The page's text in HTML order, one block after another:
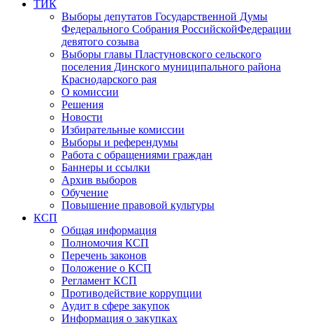
ТИК
Выборы депутатов Государственной Думы
Федерального Собрания РоссийскойФедерации
девятого созыва
Выборы главы Пластуновского сельского
поселения Динского муниципального района
Краснодарского рая
О комиссии
Решения
Новости
Избирательные комиссии
Выборы и референдумы
Работа с обращениями граждан
Баннеры и ссылки
Архив выборов
Обучение
Повышение правовой культуры
КСП
Общая информация
Полномочия КСП
Перечень законов
Положение о КСП
Регламент КСП
Противодействие коррупции
Аудит в сфере закупок
Информация о закупках